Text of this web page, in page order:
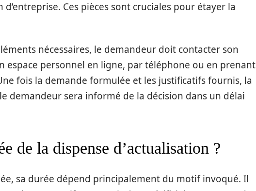
Ces pièces sont cruciales pour étayer la
nécessaires, le demandeur doit contacter son
espace personnel en ligne, par téléphone ou en prenant
fois la demande formulée et les justificatifs fournis, la
demandeur sera informé de la décision dans un délai
de la dispense d’actualisation ?
sa durée dépend principalement du motif invoqué. Il